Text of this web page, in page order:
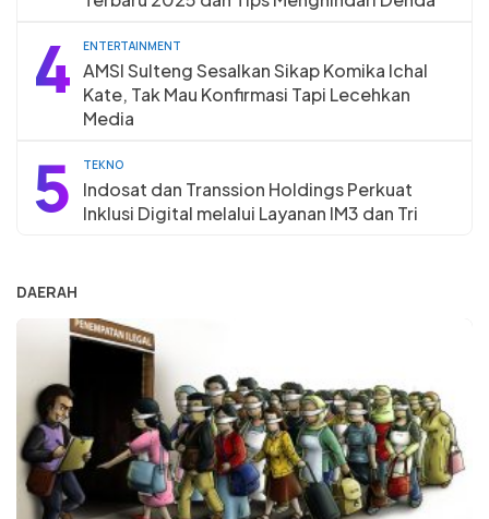
4 ENTERTAINMENT
AMSI Sulteng Sesalkan Sikap Komika Ichal
Kate, Tak Mau Konfirmasi Tapi Lecehkan
Media
5 TEKNO
Indosat dan Transsion Holdings Perkuat
Inklusi Digital melalui Layanan IM3 dan Tri
DAERAH